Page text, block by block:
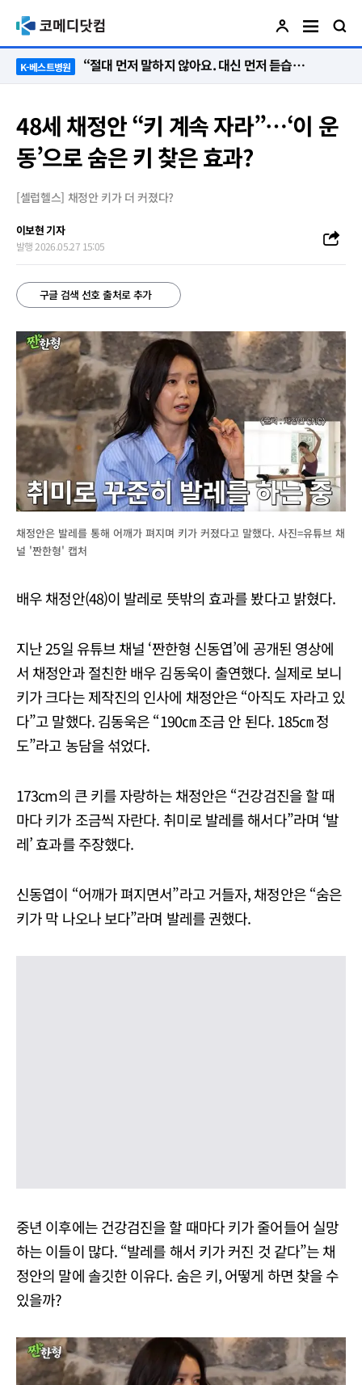
K-베스트병원 “절대 먼저 말하지 않아요. 대신 먼저 듣습니다”
48세 채정안 “키 계속 자라”…‘이 운
동’으로 숨은 키 찾은 효과?
[셀럽헬스] 채정안 키가 더 커졌다?
이보현 기자
발행 2026.05.27 15:05
구글 검색 선호 출처로 추가
채정안은 발레를 통해 어깨가 펴지며 키가 커졌다고 말했다. 사진=유튜브 채
널 '짠한형' 캡처
배우 채정안(48)이 발레로 뜻밖의 효과를 봤다고 밝혔다.
지난 25일 유튜브 채널 ‘짠한형 신동엽’에 공개된 영상에
서 채정안과 절친한 배우 김동욱이 출연했다. 실제로 보니
키가 크다는 제작진의 인사에 채정안은 “아직도 자라고 있
다”고 말했다. 김동욱은 “190㎝ 조금 안 된다. 185㎝ 정
도”라고 농담을 섞었다.
173cm의 큰 키를 자랑하는 채정안은 “건강검진을 할 때
마다 키가 조금씩 자란다. 취미로 발레를 해서다”라며 ‘발
레’ 효과를 주장했다.
신동엽이 “어깨가 펴지면서”라고 거들자, 채정안은 “숨은
키가 막 나오나 보다”라며 발레를 권했다.
중년 이후에는 건강검진을 할 때마다 키가 줄어들어 실망
하는 이들이 많다. “발레를 해서 키가 커진 것 같다”는 채
정안의 말에 솔깃한 이유다. 숨은 키, 어떻게 하면 찾을 수
있을까?